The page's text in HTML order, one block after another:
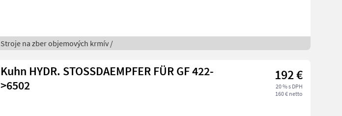
Stroje na zber objemových krmív /
Kuhn HYDR. STOSSDAEMPFER FÜR GF 422-
>6502
192 €
20 % s DPH
160 € netto